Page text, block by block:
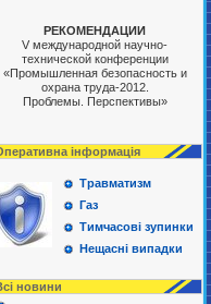
РЕКОМЕНДАЦИИ
V международной научно-
технической конференции
«Промышленная безопасность и
охрана труда-2012.
Проблемы. Перспективы»
інформація
Травматизм
Газ
Тимчасові зупинки
Нещасні випадки
новини